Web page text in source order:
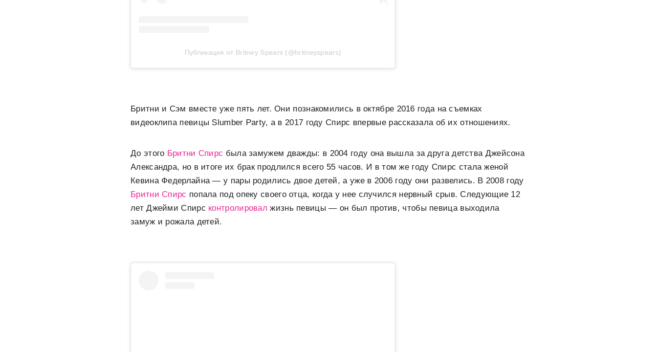
Публикация от Britney Spears (@britneyspears)
Бритни и Сэм вместе уже пять лет. Они познакомились в октябре 2016 года на съемках
видеоклипа певицы Slumber Party, а в 2017 году Спирс впервые рассказала об их отношениях.
До этого Бритни Спирс была замужем дважды: в 2004 году она вышла за друга детства Джейсона
Александра, но в итоге их брак продлился всего 55 часов. И в том же году Спирс стала женой
Кевина Федерлайна — у пары родились двое детей, а уже в 2006 году они развелись. В 2008 году
Бритни Спирс попала под опеку своего отца, когда у нее случился нервный срыв. Следующие 12
лет Джейми Спирс контролировал жизнь певицы — он был против, чтобы певица выходила
замуж и рожала детей.